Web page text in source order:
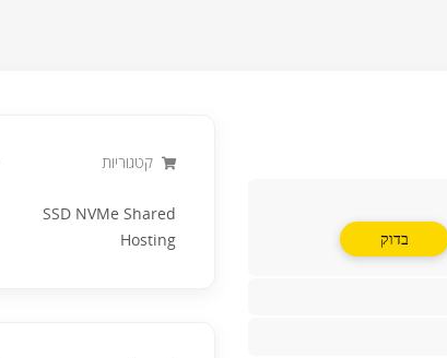
קטגוריות
SSD NVMe Shared
Hosting
בדוק